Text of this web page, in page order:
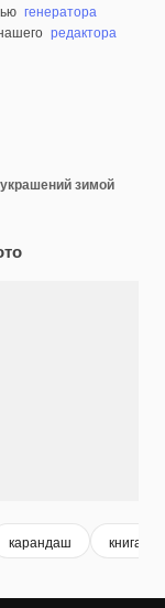
генератора
редактора
зимой
карандаш книга